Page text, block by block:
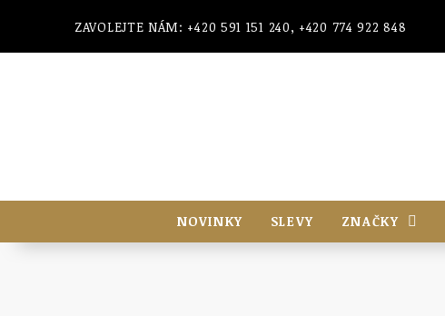
ZAVOLEJTE NÁM: +420 591 151 240, +420 774 922 848
NOVINKY SLEVY ZNAČKY